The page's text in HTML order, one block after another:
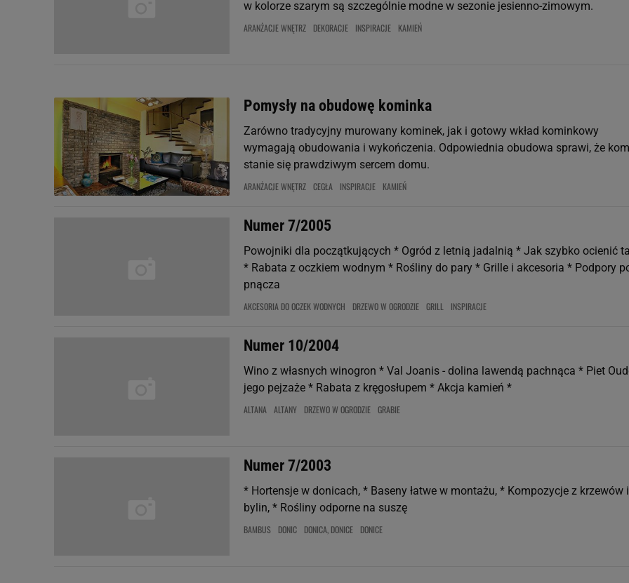
w kolorze szarym są szczególnie modne w sezonie jesienno-zimowym.
ARANŻACJE WNĘTRZ DEKORACJE INSPIRACJE KAMIEŃ
Pomysły na obudowę kominka
Zarówno tradycyjny murowany kominek, jak i gotowy wkład kominkowy
wymagają obudowania i wykończenia. Odpowiednia obudowa sprawi, że
stanie się prawdziwym sercem domu.
ARANŻACJE WNĘTRZ CEGŁA INSPIRACJE KAMIEŃ
Numer 7/2005
Powojniki dla początkujących * Ogród z letnią jadalnią * Jak szybko ocienić
* Rabata z oczkiem wodnym * Rośliny do pary * Grille i akcesoria * Podpory
pnącza
AKCESORIA DO OCZEK WODNYCH DRZEWO W OGRODZIE GRILL INSPIRACJE
Numer 10/2004
Wino z własnych winogron * Val Joanis - dolina lawendą pachnąca * Piet
jego pejzaże * Rabata z kręgosłupem * Akcja kamień *
ALTANA ALTANY DRZEWO W OGRODZIE GRABIE
Numer 7/2003
* Hortensje w donicach, * Baseny łatwe w montażu, * Kompozycje z krzewów i
bylin, * Rośliny odporne na suszę
BAMBUS DONIC DONICA, DONICE DONICE